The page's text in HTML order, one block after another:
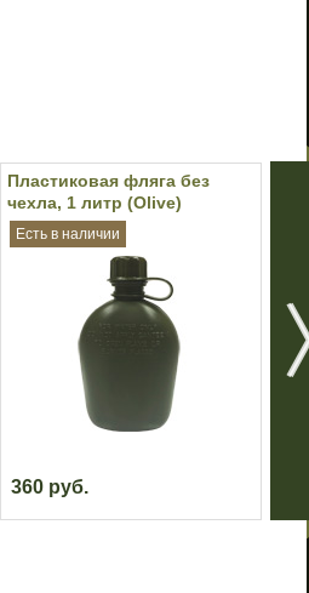
Пластиковая фляга без
чехла, 1 литр (Olive)
Есть в наличии
360 руб.